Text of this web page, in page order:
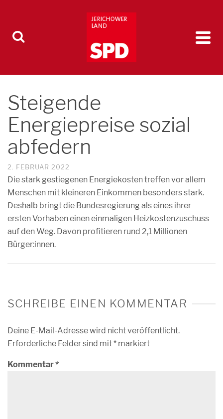
Steigende
Energiepreise sozial
abfedern
2. FEBRUAR 2022
Die stark gestiegenen Energiekosten treffen vor allem
Menschen mit kleineren Einkommen besonders stark.
Deshalb bringt die Bundesregierung als eines ihrer
ersten Vorhaben einen einmaligen Heizkostenzuschuss
auf den Weg. Davon profitieren rund 2,1 Millionen
Bürger:innen.
SCHREIBE EINEN KOMMENTAR
Deine E-Mail-Adresse wird nicht veröffentlicht.
Erforderliche Felder sind mit* markiert
Kommentar*